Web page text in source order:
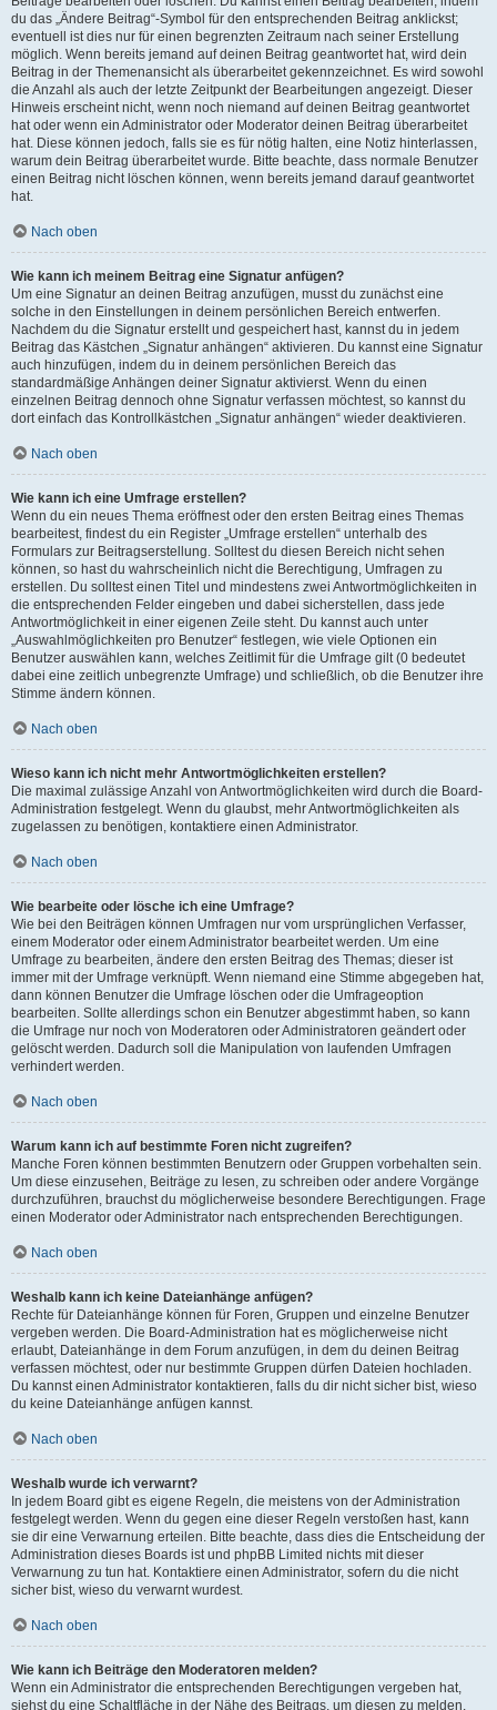
du das „Ändere Beitrag“-Symbol für den entsprechenden Beitrag anklickst;
eventuell ist dies nur für einen begrenzten Zeitraum nach seiner Erstellung
möglich. Wenn bereits jemand auf deinen Beitrag geantwortet hat, wird dein
Beitrag in der Themenansicht als überarbeitet gekennzeichnet. Es wird sowohl
die Anzahl als auch der letzte Zeitpunkt der Bearbeitungen angezeigt. Dieser
Hinweis erscheint nicht, wenn noch niemand auf deinen Beitrag geantwortet
hat oder wenn ein Administrator oder Moderator deinen Beitrag überarbeitet
hat. Diese können jedoch, falls sie es für nötig halten, eine Notiz hinterlassen,
warum dein Beitrag überarbeitet wurde. Bitte beachte, dass normale Benutzer
einen Beitrag nicht löschen können, wenn bereits jemand darauf geantwortet
hat.
Nach oben
Wie kann ich meinem Beitrag eine Signatur anfügen?
Um eine Signatur an deinen Beitrag anzufügen, musst du zunächst eine
solche in den Einstellungen in deinem persönlichen Bereich entwerfen.
Nachdem du die Signatur erstellt und gespeichert hast, kannst du in jedem
Beitrag das Kästchen „Signatur anhängen“ aktivieren. Du kannst eine Signatur
auch hinzufügen, indem du in deinem persönlichen Bereich das
standardmäßige Anhängen deiner Signatur aktivierst. Wenn du einen
einzelnen Beitrag dennoch ohne Signatur verfassen möchtest, so kannst du
dort einfach das Kontrollkästchen „Signatur anhängen“ wieder deaktivieren.
Nach oben
Wie kann ich eine Umfrage erstellen?
Wenn du ein neues Thema eröffnest oder den ersten Beitrag eines Themas
bearbeitest, findest du ein Register „Umfrage erstellen“ unterhalb des
Formulars zur Beitragserstellung. Solltest du diesen Bereich nicht sehen
können, so hast du wahrscheinlich nicht die Berechtigung, Umfragen zu
erstellen. Du solltest einen Titel und mindestens zwei Antwortmöglichkeiten in
die entsprechenden Felder eingeben und dabei sicherstellen, dass jede
Antwortmöglichkeit in einer eigenen Zeile steht. Du kannst auch unter
„Auswahlmöglichkeiten pro Benutzer“ festlegen, wie viele Optionen ein
Benutzer auswählen kann, welches Zeitlimit für die Umfrage gilt (0 bedeutet
dabei eine zeitlich unbegrenzte Umfrage) und schließlich, ob die Benutzer ihre
Stimme ändern können.
Nach oben
Wieso kann ich nicht mehr Antwortmöglichkeiten erstellen?
Die maximal zulässige Anzahl von Antwortmöglichkeiten wird durch die Board-
Administration festgelegt. Wenn du glaubst, mehr Antwortmöglichkeiten als
zugelassen zu benötigen, kontaktiere einen Administrator.
Nach oben
Wie bearbeite oder lösche ich eine Umfrage?
Wie bei den Beiträgen können Umfragen nur vom ursprünglichen Verfasser,
einem Moderator oder einem Administrator bearbeitet werden. Um eine
Umfrage zu bearbeiten, ändere den ersten Beitrag des Themas; dieser ist
immer mit der Umfrage verknüpft. Wenn niemand eine Stimme abgegeben hat,
dann können Benutzer die Umfrage löschen oder die Umfrageoption
bearbeiten. Sollte allerdings schon ein Benutzer abgestimmt haben, so kann
die Umfrage nur noch von Moderatoren oder Administratoren geändert oder
gelöscht werden. Dadurch soll die Manipulation von laufenden Umfragen
verhindert werden.
Nach oben
Warum kann ich auf bestimmte Foren nicht zugreifen?
Manche Foren können bestimmten Benutzern oder Gruppen vorbehalten sein.
Um diese einzusehen, Beiträge zu lesen, zu schreiben oder andere Vorgänge
durchzuführen, brauchst du möglicherweise besondere Berechtigungen. Frage
einen Moderator oder Administrator nach entsprechenden Berechtigungen.
Nach oben
Weshalb kann ich keine Dateianhänge anfügen?
Rechte für Dateianhänge können für Foren, Gruppen und einzelne Benutzer
vergeben werden. Die Board-Administration hat es möglicherweise nicht
erlaubt, Dateianhänge in dem Forum anzufügen, in dem du deinen Beitrag
verfassen möchtest, oder nur bestimmte Gruppen dürfen Dateien hochladen.
Du kannst einen Administrator kontaktieren, falls du dir nicht sicher bist, wieso
du keine Dateianhänge anfügen kannst.
Nach oben
Weshalb wurde ich verwarnt?
In jedem Board gibt es eigene Regeln, die meistens von der Administration
festgelegt werden. Wenn du gegen eine dieser Regeln verstoßen hast, kann
sie dir eine Verwarnung erteilen. Bitte beachte, dass dies die Entscheidung der
Administration dieses Boards ist und phpBB Limited nichts mit dieser
Verwarnung zu tun hat. Kontaktiere einen Administrator, sofern du die nicht
sicher bist, wieso du verwarnt wurdest.
Nach oben
Wie kann ich Beiträge den Moderatoren melden?
Wenn ein Administrator die entsprechenden Berechtigungen vergeben hat,
siehst du eine Schaltfläche in der Nähe des Beitrags, um diesen zu melden.